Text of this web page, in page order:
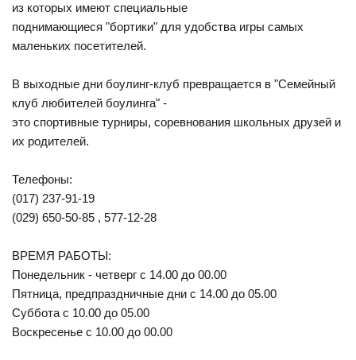
из которых имеют специальные
поднимающиеся "бортики" для удобства игры самых
маленьких посетителей.
В выходные дни боулинг-клуб превращается в "Семейный
клуб любителей боулинга" -
это спортивные турниры, соревнования школьных друзей и
их родителей.
Телефоны:
(017) 237-91-19
(029) 650-50-85 , 577-12-28
ВРЕМЯ РАБОТЫ:
Понедельник - четверг с 14.00 до 00.00
Пятница, предпраздничные дни с 14.00 до 05.00
Суббота с 10.00 до 05.00
Воскресенье с 10.00 до 00.00